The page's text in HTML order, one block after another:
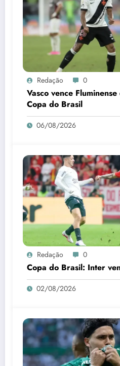
Redação 0
Vasco vence
Copa do Brasil
06/08/2026
Redação 0
Copa do Brasil: Inter
02/08/2026